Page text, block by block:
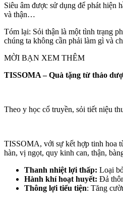
Siêu âm được sử dụng để phát
và thận…
Tóm lại: Sỏi thận là một tình trạng
chúng ta không cần phải làm gì và
MỜI BẠN XEM THÊM
TISSOMA – Quà tặng từ thảo
Theo y học cổ truyền, sỏi tiết niệu
TISSOMA, với sự kết hợp tinh hoa
hàn, vị ngọt, quy kinh can, thận,
Thanh nhiệt lợi thấp: Loại
Hành khí hoạt huyết: Đả
Thông lợi tiểu tiện: Tăng